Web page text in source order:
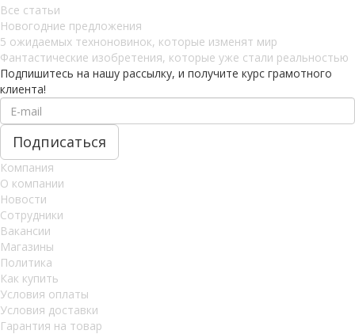
Все статьи
Новогодние предложения
5 ожидаемых техноновинок, которые изменят мир
Фантастические изобретения, которые уже стали реальностью
Подпишитесь на нашу рассылку, и получите курс грамотного
клиента!
Компания
О компании
Новости
Сотрудники
Вакансии
Магазины
Политика
Как купить
Условия оплаты
Условия доставки
Гарантия на товар